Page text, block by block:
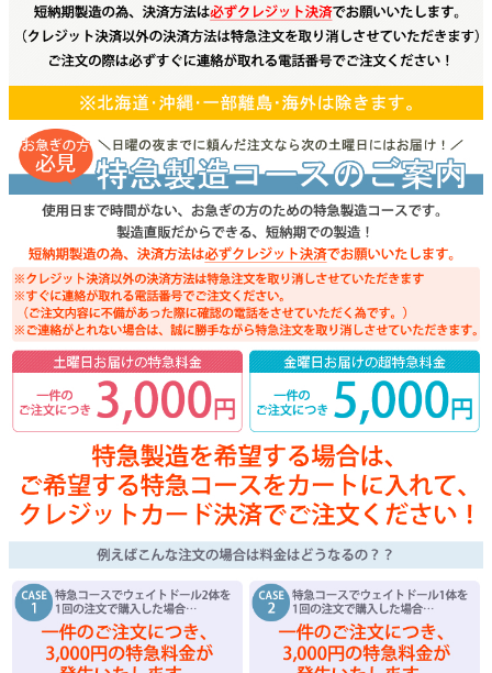
会社概要
ドメイン指定受信について
無料サンプル・資料請求
お問合せ